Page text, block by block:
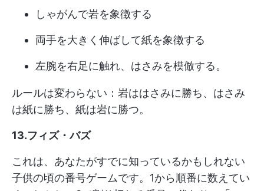
しゃがんで岩を象徴する
両手を大きく伸ばして紙を象徴する
左腕を右足に触れ、はさみを模倣する。
ルールは変わらない：岩ははさみに勝ち、はさみ
は紙に勝ち、紙は岩に勝つ。
13.フィズ・バズ
これは、あなたがすでに知っているかもしれない
子供の頃の番号ゲームです。1から順番に数えてい